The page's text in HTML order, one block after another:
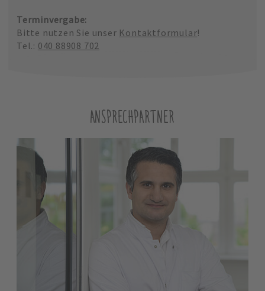
Terminvergabe:
Bitte nutzen Sie unser Kontaktformular!
Tel.: 040 88908 702
ANSPRECHPARTNER